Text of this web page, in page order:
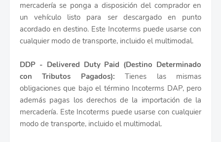
mercadería se ponga a disposición del comprador en
un vehículo listo para ser descargado en punto
acordado en destino. Este Incoterms puede usarse con
cualquier modo de transporte, incluido el multimodal.
DDP - Delivered Duty Paid (Destino Determinado
con Tributos Pagados): Tienes las mismas
obligaciones que bajo el término Incoterms DAP, pero
además pagas los derechos de la importación de la
mercadería. Este Incoterms puede usarse con cualquier
modo de transporte, incluido el multimodal.